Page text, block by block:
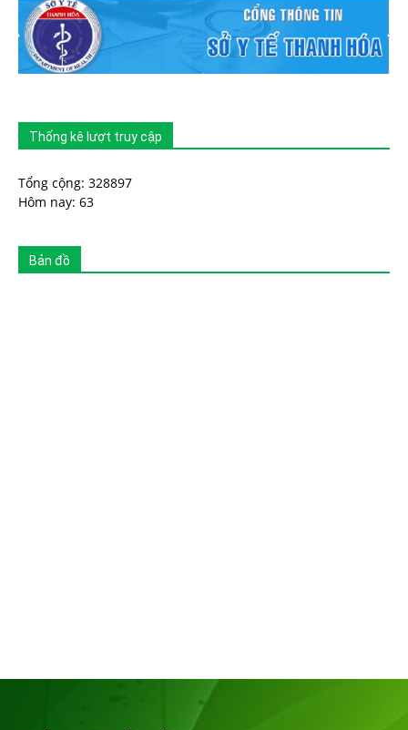
Thống kê lượt truy cập
Tổng cộng: 328897
Hôm nay: 63
Bản đồ